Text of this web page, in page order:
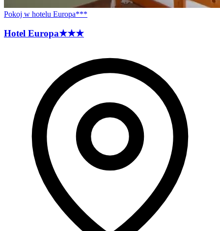
Pokoj w hotelu Europa***
Hotel Europa★★★